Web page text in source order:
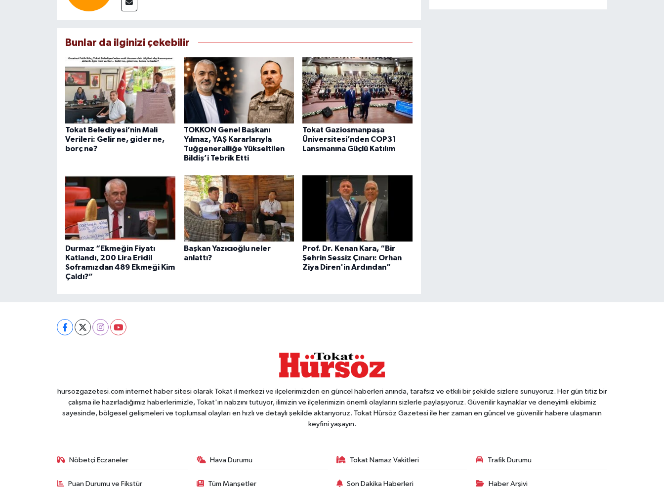
Bunlar da ilginizi çekebilir
Tokat Belediyesi’nin Mali
Verileri: Gelir ne, gider ne,
borç ne?
TOKKON Genel Başkanı
Yılmaz, YAŞ Kararlarıyla
Tuğgeneralliğe Yükseltilen
Bildiş’i Tebrik Etti
Tokat Gaziosmanpaşa
Üniversitesi’nden COP31
Lansmanına Güçlü Katılım
Durmaz “Ekmeğin Fiyatı
Katlandı, 200 Lira Eridi!
Soframızdan 489 Ekmeği Kim
Çaldı?”
Başkan Yazıcıoğlu neler
anlattı?
Prof. Dr. Kenan Kara, “Bir
Şehrin Sessiz Çınarı: Orhan
Ziya Diren'in Ardından”
hursozgazetesi.com internet haber sitesi olarak Tokat il merkezi ve ilçelerimizden en güncel haberleri anında, tarafsız ve etkili bir şekilde sizlere sunuyoruz. Her gün titiz bir
çalışma ile hazırladığımız haberlerimizle, Tokat'ın nabzını tutuyor, ilimizin ve ilçelerimizin önemli olaylarını sizlerle paylaşıyoruz. Güvenilir kaynaklar ve deneyimli ekibimiz
sayesinde, bölgesel gelişmeleri ve toplumsal olayları en hızlı ve detaylı şekilde aktarıyoruz. Tokat Hürsöz Gazetesi ile her zaman en güncel ve güvenilir habere ulaşmanın
keyfini yaşayın.
Nöbetçi Eczaneler Hava Durumu Tokat Namaz Vakitleri Trafik Durumu
Puan Durumu ve Fikstür Tüm Manşetler Son Dakika Haberleri Haber Arşivi